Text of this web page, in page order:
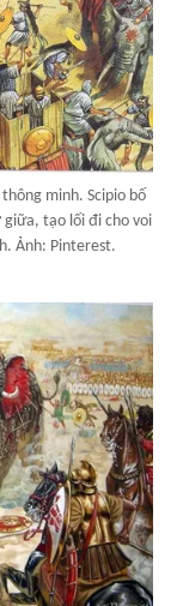
minh. Scipio bố
tạo lối đi cho voi
Ảnh: Pinterest.